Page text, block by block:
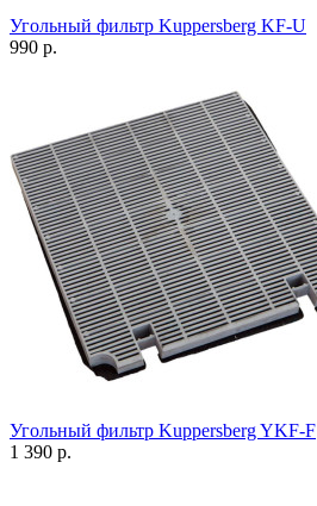
Угольный фильтр Kuppersberg KF-U
990 р.
Угольный фильтр Kuppersberg YKF-F
1 390 р.